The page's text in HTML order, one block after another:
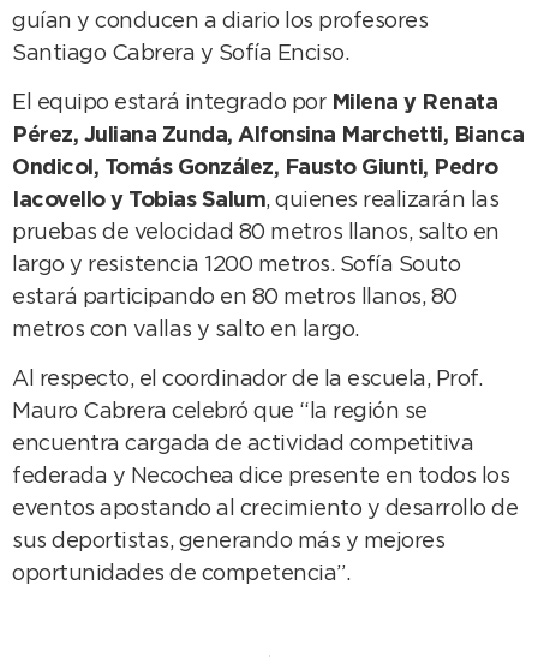
guían y conducen a diario los profesores
Santiago Cabrera y Sofía Enciso.
El equipo estará integrado por Milena y Renata
Pérez, Juliana Zunda, Alfonsina Marchetti, Bianca
Ondicol, Tomás González, Fausto Giunti, Pedro
Iacovello y Tobias Salum, quienes realizarán las
pruebas de velocidad 80 metros llanos, salto en
largo y resistencia 1200 metros. Sofía Souto
estará participando en 80 metros llanos, 80
metros con vallas y salto en largo.
Al respecto, el coordinador de la escuela, Prof.
Mauro Cabrera celebró que “la región se
encuentra cargada de actividad competitiva
federada y Necochea dice presente en todos los
eventos apostando al crecimiento y desarrollo de
sus deportistas, generando más y mejores
oportunidades de competencia”.